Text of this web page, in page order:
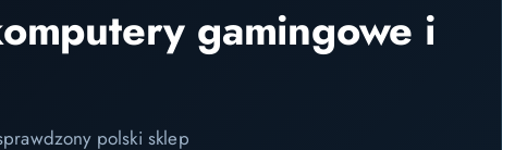
gamingowe i
polski sklep